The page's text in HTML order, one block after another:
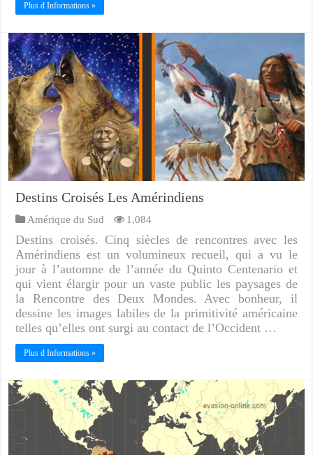
Plus d Informations »
Destins Croisés Les Amérindiens
Amérique du Sud 1,084
Destins croisés. Cinq siècles de rencontres avec les
Amérindiens est un volumineux recueil, qui a vu le
jour à l’automne de l’année du Quinto Centenario et
qui vient élargir pour un vaste public les paysages de
la Rencontre des Deux Mondes. Avec bonheur, il
dessine les images labiles de la primitivité américaine
telles qu’elles ont surgi au contact de l’Occident …
Plus d Informations »